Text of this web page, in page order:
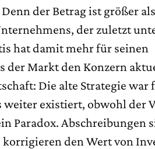
der Betrag ist größer
der zuletzt
hat damit mehr für seinen
der Markt den Konzern
Die alte Strategie war
existiert, obwohl der
Paradox. Abschreibungen
korrigieren den Wert von